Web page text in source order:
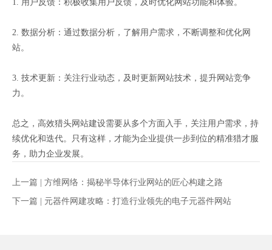
1. 用户反馈：积极收集用户反馈，及时优化网站功能和体验。
2. 数据分析：通过数据分析，了解用户需求，不断调整和优化网
站。
3. 技术更新：关注行业动态，及时更新网站技术，提升网站竞争
力。
总之，高效猎头网站建设需要从多个方面入手，关注用户需求，持
续优化和迭代。只有这样，才能为企业提供一步到位的精准猎才服
务，助力企业发展。
上一篇 | 方维网络：揭秘半导体行业网站的匠心构建之路
下一篇 | 元器件网建攻略：打造行业领先的电子元器件网站